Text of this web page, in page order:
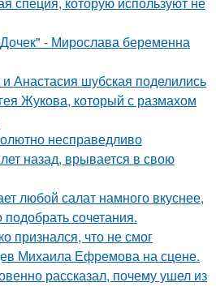
- Мирослава беременна
Анастасия шубская поделились
Жукова, который с размахом
несправедливо
назад, врывается в свою
любой салат намного вкуснее,
сочетания.
признался, что не смог
Михаила Ефремова на сцене.
рассказал, почему ушел из